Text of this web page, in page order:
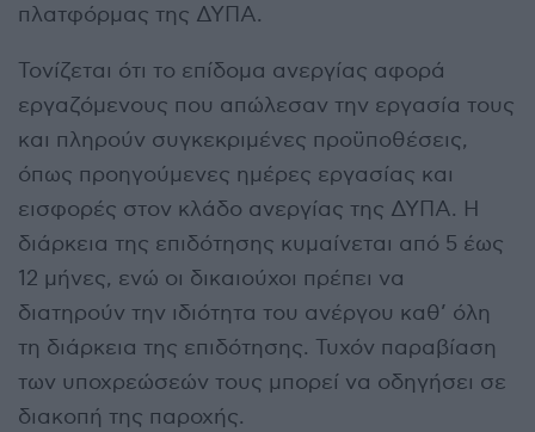
πλατφόρμας της ΔΥΠΑ.
Τονίζεται ότι το επίδομα ανεργίας αφορά
εργαζόμενους που απώλεσαν την εργασία τους
και πληρούν συγκεκριμένες προϋποθέσεις,
όπως προηγούμενες ημέρες εργασίας και
εισφορές στον κλάδο ανεργίας της ΔΥΠΑ. Η
διάρκεια της επιδότησης κυμαίνεται από 5 έως
12 μήνες, ενώ οι δικαιούχοι πρέπει να
διατηρούν την ιδιότητα του ανέργου καθ’ όλη
τη διάρκεια της επιδότησης. Τυχόν παραβίαση
των υποχρεώσεών τους μπορεί να οδηγήσει σε
διακοπή της παροχής.